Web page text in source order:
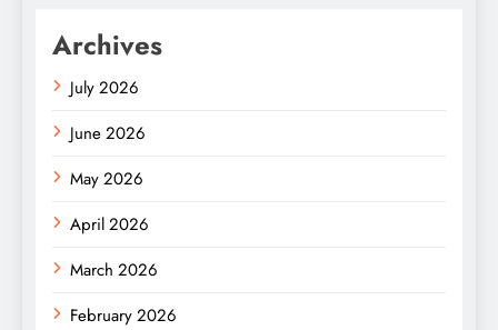
Archives
July 2026
June 2026
May 2026
April 2026
March 2026
February 2026